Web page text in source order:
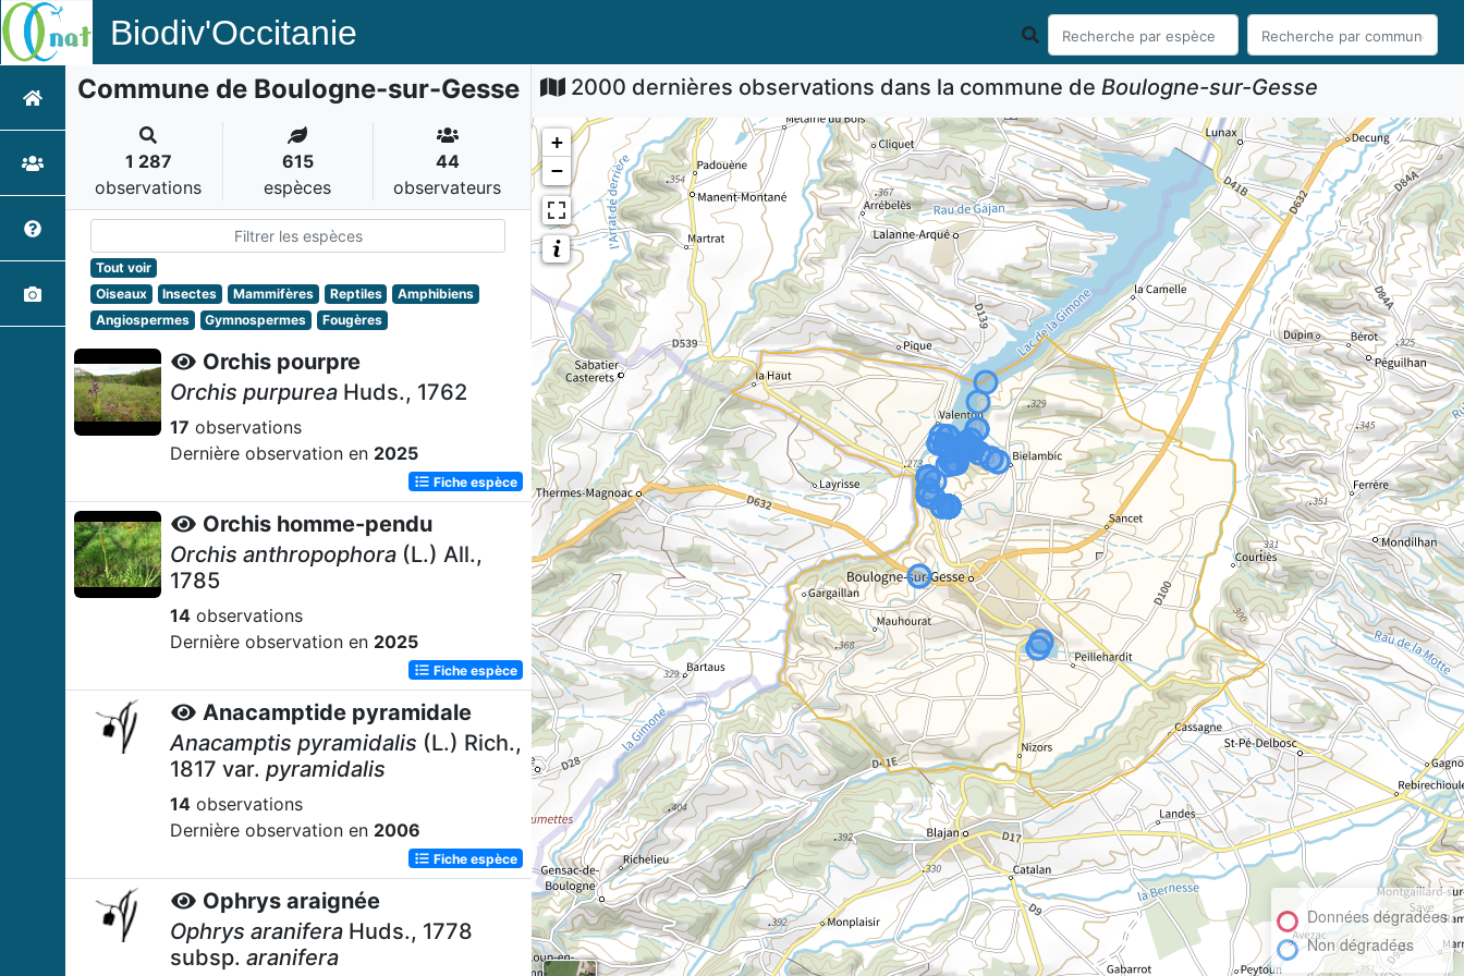
Biodiv'Occitanie
Commune de Boulogne-sur-Gesse
1 287
observations
615
espèces
44
observateurs
Tout voir
Oiseaux
Insectes Mammifères Reptiles
Amphibiens
Angiospermes
Gymnospermes Fougères
Orchis pourpre
Orchis purpurea Huds., 1762
17 observations
Dernière observation en 2025
Fiche espèce
Orchis homme-pendu
Orchis anthropophora (L.) All.,
1785
14 observations
Dernière observation en 2025
Fiche espèce
Anacamptide pyramidale
Anacamptis pyramidalis (L.) Rich.,
1817 var. pyramidalis
14 observations
Dernière observation en 2006
Fiche espèce
Ophrys araignée
Ophrys aranifera Huds., 1778
subsp. aranifera
2000 dernières observations dans la commune de Boulogne-sur-Gesse
+
−
Données dégradées
Non dégradées